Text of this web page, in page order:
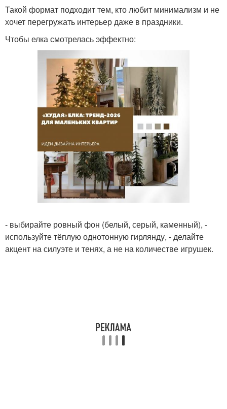
Такой формат подходит тем, кто любит минимализм и не
хочет перегружать интерьер даже в праздники.
Чтобы елка смотрелась эффектно:
- выбирайте ровный фон (белый, серый, каменный), -
используйте тёплую однотонную гирлянду, - делайте
акцент на силуэте и тенях, а не на количестве игрушек.